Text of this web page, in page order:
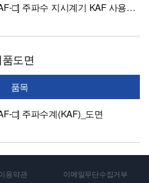
[주파수 지시계기 KAF-□] 주파수 지시계기 KAF 사용설명서(링크)
도면
품목
□] 주파수계(KAF)_도면
용약관 이메일무단수집거부